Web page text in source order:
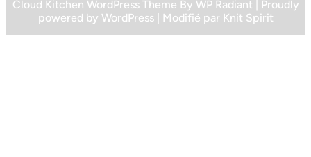
Cloud Kitchen WordPress Theme By WP Radiant | Proudly
powered by WordPress| Modifié par Knit Spirit